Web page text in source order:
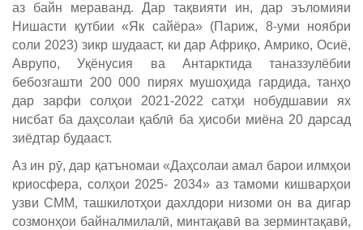
аз байн мераванд. Дар тақвияти ин, дар эъломияи
Нишасти қутбии «Як cайёра» (Париж, 8-уми ноябри
соли 2023) зикр шудааст, ки дар Африқо, Амрико, Осиё,
Аврупо, Уқёнусия ва Антарктида таназзулёбии
бебозгашти 200 000 пирях мушоҳида гардида, танҳо
дар зарфи солҳои 2021-2022 сатҳи нобудшавии ях
нисбат ба даҳсолаи қаблӣ ба ҳисоби миёна 20 дарсад
зиёдтар будааст.
Аз ин рӯ, дар қатъномаи «Даҳсолаи амал барои илмҳои
криосфера, солҳои 2025- 2034» аз тамоми кишварҳои
узви СММ, ташкилотҳои дахлдори низоми он ва дигар
созмонҳои байналмилалӣ, минтақавӣ ва зерминтақавӣ,